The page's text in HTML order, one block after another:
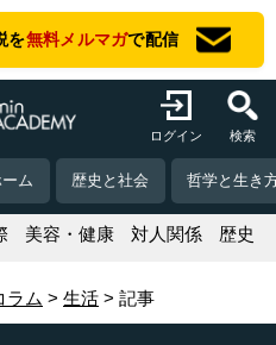
を無料メルマガで配信
ログイン 検索
ーム 歴史と社会 哲学と生き
美容・健康 対人関係 歴史
ラム 生活 記事